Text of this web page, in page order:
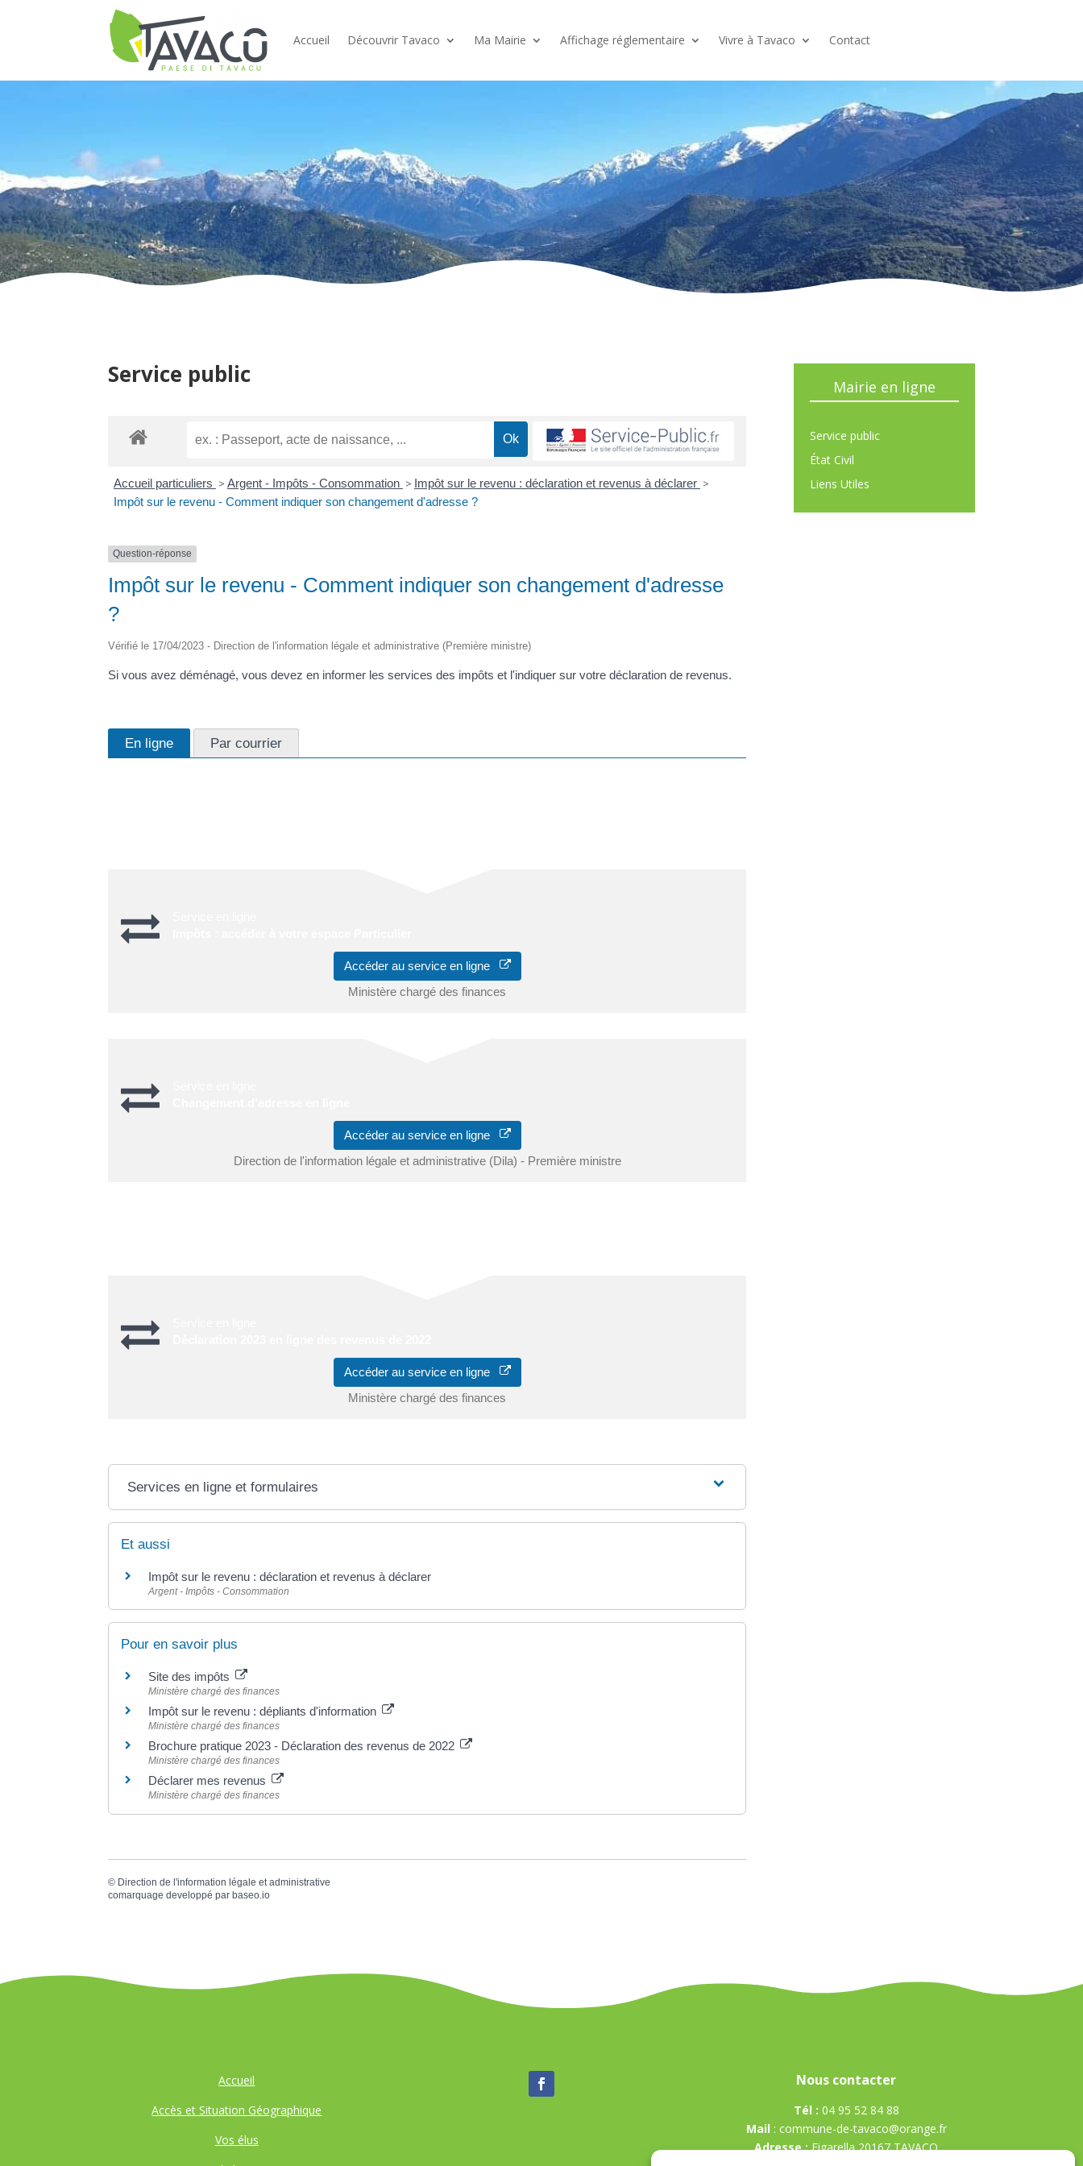
Accueil Découvrir Tavaco Ma Mairie Affichage réglementaire Vivre à Tavaco Contact
Service public
Accueil particuliers > Argent - Impôts - Consommation > Impôt sur le revenu : déclaration et revenus à déclarer >
Impôt sur le revenu - Comment indiquer son changement d'adresse ?
Question-réponse
Impôt sur le revenu - Comment indiquer son changement d'adresse
?
Vérifié le 17/04/2023 - Direction de l'information légale et administrative (Première ministre)
Si vous avez déménagé, vous devez en informer les services des impôts et l'indiquer sur votre déclaration de revenus.
En ligne Par courrier
Accéder au service en ligne
Ministère chargé des finances
Accéder au service en ligne
Direction de l'information légale et administrative (Dila) - Première ministre
Accéder au service en ligne
Ministère chargé des finances
Services en ligne et formulaires
Et aussi
Impôt sur le revenu : déclaration et revenus à déclarer
Argent - Impôts - Consommation
Pour en savoir plus
Site des impôts
Ministère chargé des finances
Impôt sur le revenu : dépliants d'information
Ministère chargé des finances
Brochure pratique 2023 - Déclaration des revenus de 2022
Ministère chargé des finances
Déclarer mes revenus
Ministère chargé des finances
© Direction de l'information légale et administrative
comarquage developpé parbaseo.io
Mairie en ligne
Service public
État Civil
Liens Utiles
Accueil
Accès et Situation Géographique
Vos élus
Nous contacter
Tél : 04 95 52 84 88
Mail : commune-de-tavaco@orange.fr
Adresse :Figarella 20167 TAVACO